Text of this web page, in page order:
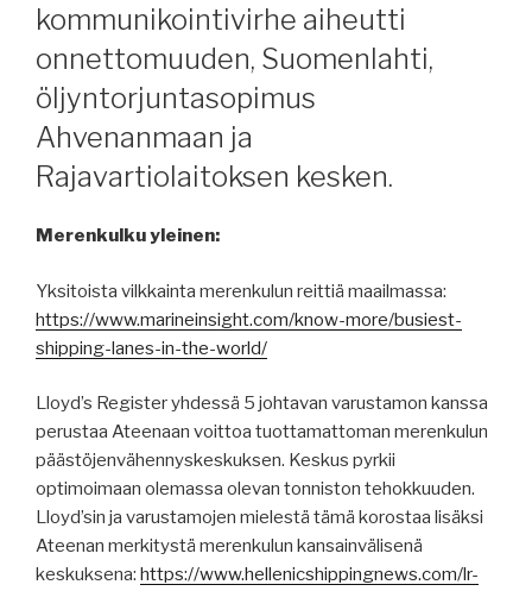
kommunikointivirhe aiheutti
onnettomuuden, Suomenlahti,
öljyntorjuntasopimus
Ahvenanmaan ja
Rajavartiolaitoksen kesken.
Merenkulku yleinen:
Yksitoista vilkkainta merenkulun reittiä maailmassa:
https://www.marineinsight.com/know-more/busiest-
shipping-lanes-in-the-world/
Lloyd’s Register yhdessä 5 johtavan varustamon kanssa
perustaa Ateenaan voittoa tuottamattoman merenkulun
päästöjenvähennyskeskuksen. Keskus pyrkii
optimoimaan olemassa olevan tonniston tehokkuuden.
Lloyd’sin ja varustamojen mielestä tämä korostaa lisäksi
Ateenan merkitystä merenkulun kansainvälisenä
keskuksena: https://www.hellenicshippingnews.com/lr-